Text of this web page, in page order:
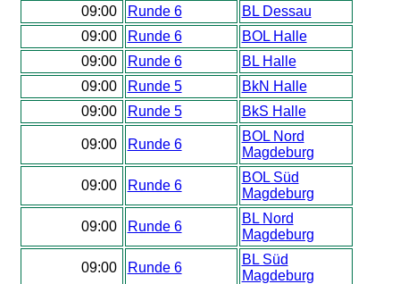
09:00
Runde 6
BL Dessau
09:00
Runde 6
BOL Halle
09:00
Runde 6
BL Halle
09:00
Runde 5
BkN Halle
09:00
Runde 5 BkS Halle
09:00 Runde 6
BOL Nord
Magdeburg
09:00 Runde 6
BOL Süd
Magdeburg
09:00 Runde 6
BL Nord
Magdeburg
09:00 Runde 6
BL Süd
Magdeburg